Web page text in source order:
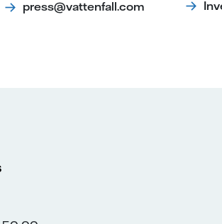
press@vattenfall.com